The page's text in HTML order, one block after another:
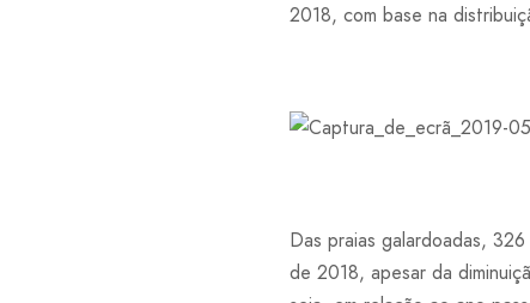
2018, com base na
Das praias galardoadas,
de 2018, apesar da